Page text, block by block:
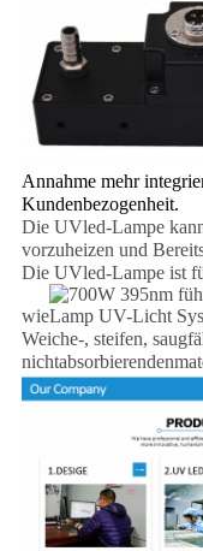
Annahme mehr
Kundenbezogenheit.
Die UVled-Lampe
vorzuheizen und
Die UVled-Lampe ist
wie
Weiche-, steifen,